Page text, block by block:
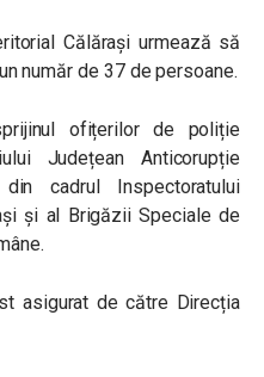
Călărași urmează să
număr de 37 de persoane.
ofițerilor de poliție
Județean Anticorupție
cadrul Inspectoratului
şi al Brigăzii Speciale de
asigurat de către Direcția